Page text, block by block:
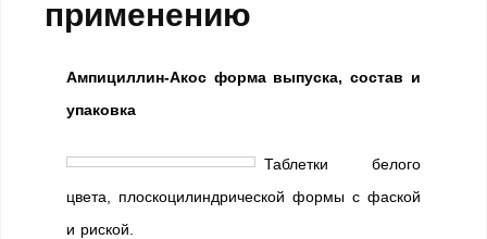
применению
Ампициллин-Акос форма выпуска, состав и
упаковка
Таблетки белого
цвета, плоскоцилиндрической формы с фаской
и риской.